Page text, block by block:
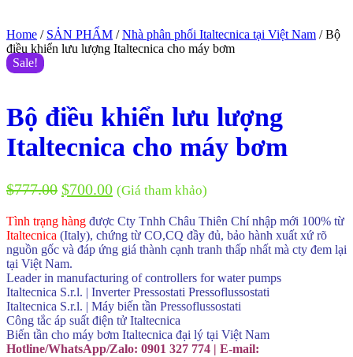
Home / SẢN PHẨM /Nhà phân phối Italtecnica tại Việt Nam / Bộ
điều khiển lưu lượng Italtecnica cho máy bơm
Sale!
Bộ điều khiển lưu lượng
Italtecnica cho máy bơm
$777.00 $700.00 (Giá tham khảo)
Tình trạng hàng được Cty Tnhh Châu Thiên Chí nhập mới 100% từ
Italtecnica (Italy), chứng từ CO,CQ đầy đủ, bảo hành xuất xứ rõ
nguồn gốc và đáp ứng giá thành cạnh tranh thấp nhất mà cty đem lại
tại Việt Nam.
Leader in manufacturing of controllers for water pumps
Italtecnica S.r.l. | Inverter Pressostati Pressoflussostati
Italtecnica S.r.l. | Máy biến tần Pressoflussostati
Công tắc áp suất điện tử Italtecnica
Biến tần cho máy bơm Italtecnica đại lý tại Việt Nam
Hotline/WhatsApp/Zalo: 0901 327 774 | E-mail: